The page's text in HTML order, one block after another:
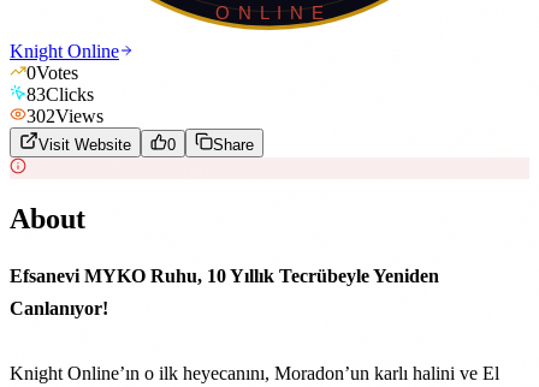
Knight Online
0Votes
83Clicks
302Views
Visit Website 0 Share
About
Efsanevi MYKO Ruhu, 10 Yıllık Tecrübeyle Yeniden
Canlanıyor!
Knight Online’ın o ilk heyecanını, Moradon’un karlı halini ve El